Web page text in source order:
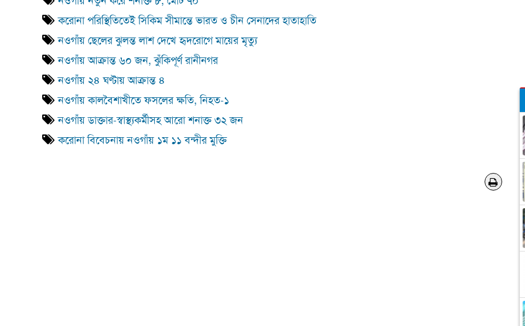
করোনা পরিস্থিতিতেই সিকিম সীমান্তে ভারত ও চীন সেনাদের হাতাহাতি
নওগাঁয় ছেলের ঝুলন্ত লাশ দেখে হৃদরোগে মায়ের মৃত্যু
নওগাঁয় আক্রান্ত ৬০ জন, ঝুঁকিপূর্ণ রানীনগর
নওগাঁয় ২৪ ঘণ্টায় আক্রান্ত ৪
নওগাঁয় কালবৈশাখীতে ফসলের ক্ষতি, নিহত-১
নওগাঁয় ডাক্তার-স্বাস্থ্যকর্মীসহ আরো শনাক্ত ৩২ জন
করোনা বিবেচনায় নওগাঁয় ১ম ১১ বন্দীর মুক্তি